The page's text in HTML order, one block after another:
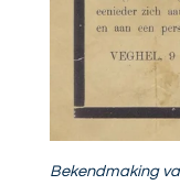
Bekendmaking